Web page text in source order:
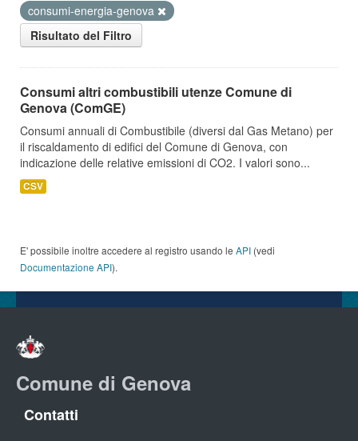
consumi-energia-genova
Risultato del Filtro
Consumi altri combustibili utenze Comune di
Genova (ComGE)
Consumi annuali di Combustibile (diversi dal Gas Metano) per
il riscaldamento di edifici del Comune di Genova, con
indicazione delle relative emissioni di CO2. I valori sono...
CSV
E' possibile inoltre accedere al registro usando le API (vedi
Documentazione API).
Comune di Genova
Contatti